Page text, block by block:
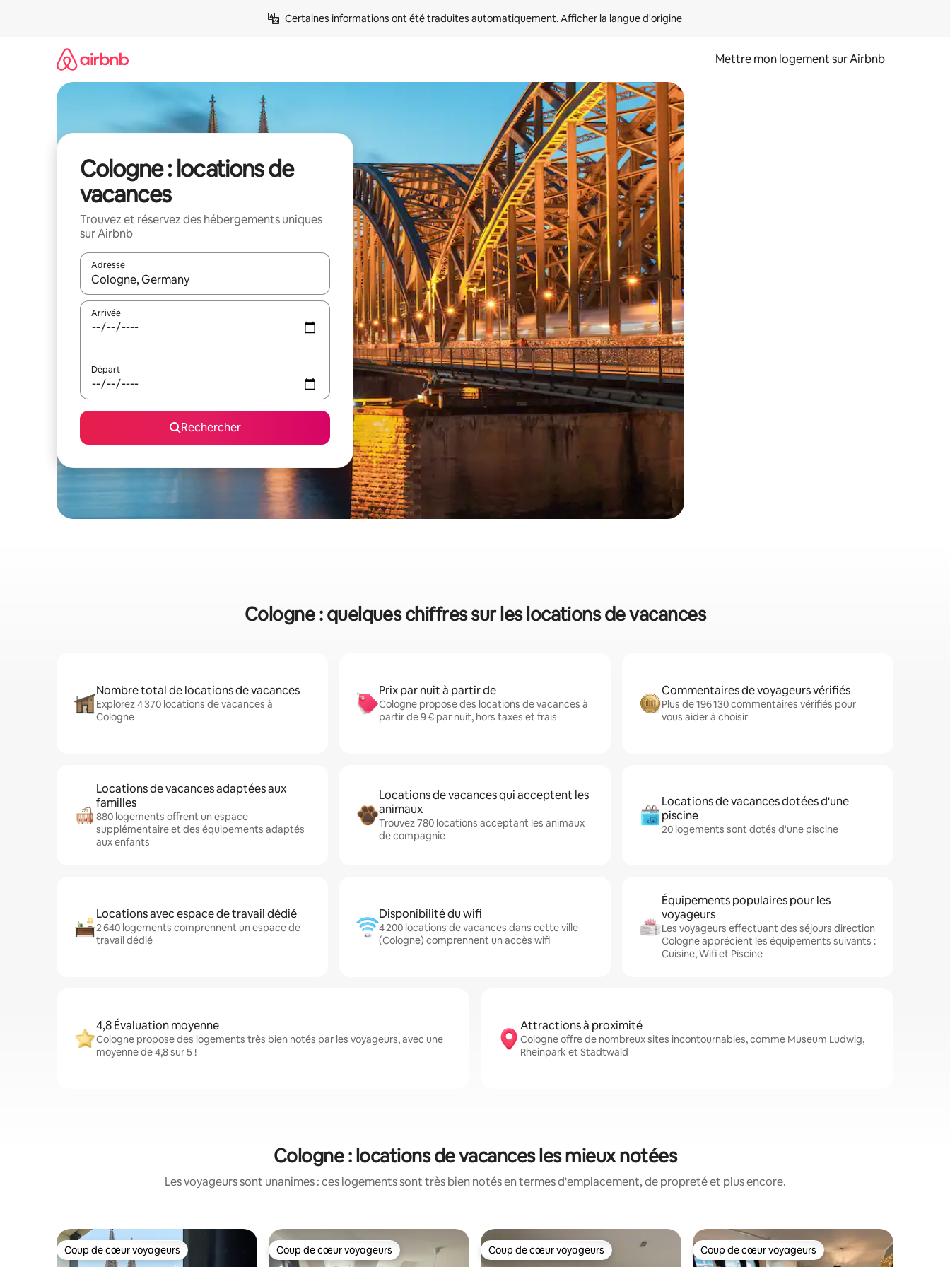
Certaines informations ont été traduites automatiquement. Afficher la langue d'origine
Mettre mon logement sur Airbnb
Cologne : locations de
vacances
Trouvez et réservez des hébergements uniques
sur Airbnb
Adresse
Lorsque les résultats s'affichent, utilisez les flèches vers le haut et vers le bas pour les parcourir ou en appuyant et en faisant glisser.
Arrivée
Départ
Rechercher
Cologne : quelques chiffres sur les locations de vacances
Nombre total de locations de vacances
Explorez 4 370 locations de vacances à
Cologne
Prix par nuit à partir de
Cologne propose des locations de vacances à
partir de 9 € par nuit, hors taxes et frais
Commentaires de voyageurs vérifiés
Plus de 196 130 commentaires vérifiés pour
vous aider à choisir
Locations de vacances adaptées aux
familles
880 logements offrent un espace
supplémentaire et des équipements adaptés
aux enfants
Locations de vacances qui acceptent les
animaux
Trouvez 780 locations acceptant les animaux
de compagnie
Locations de vacances dotées d'une
piscine
20 logements sont dotés d'une piscine
Locations avec espace de travail dédié
2 640 logements comprennent un espace de
travail dédié
Disponibilité du wifi
4 200 locations de vacances dans cette ville
(Cologne) comprennent un accès wifi
Équipements populaires pour les
voyageurs
Les voyageurs effectuant des séjours direction
Cologne apprécient les équipements suivants :
Cuisine, Wifi et Piscine
4,8 Évaluation moyenne
Cologne propose des logements très bien notés par les voyageurs, avec une
moyenne de 4,8 sur 5 !
Attractions à proximité
Cologne offre de nombreux sites incontournables, comme Museum Ludwig,
Rheinpark et Stadtwald
Cologne : locations de vacances les mieux notées
Les voyageurs sont unanimes : ces logements sont très bien notés en termes d'emplacement, de propreté et plus encore.
Coup de cœur voyageurs
Coup de cœur voyageurs Coup de cœur voyageurs
Coup de cœur voyageurs Coup de cœur voyageurs
Coup de cœur voyageurs Coup de cœur voyageurs
Coup de cœur voyageurs